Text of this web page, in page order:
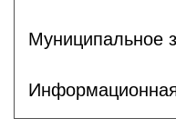
Муниципальное